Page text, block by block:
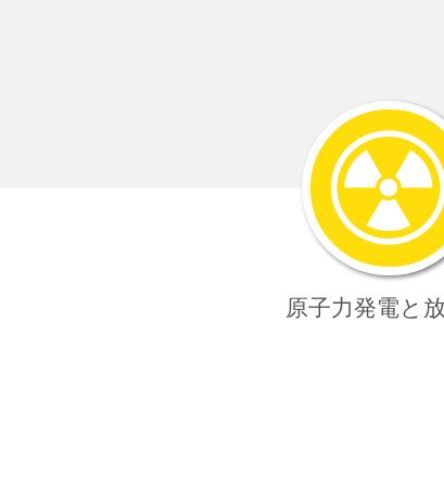
各地に散らばって
｢徹底抗戦｣を口実
昼間はアメリカの統
夜になると日本の
住民はかなりの苦労
そして6月に入って
沖縄南部に対する攻
原子力発電と